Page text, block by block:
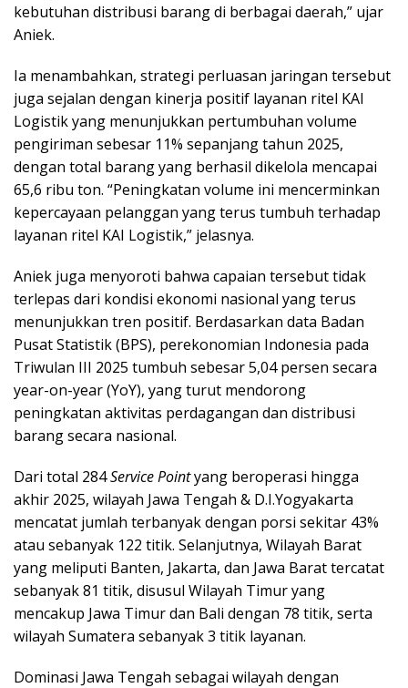
kebutuhan distribusi barang di berbagai daerah,” ujar
Aniek.
Ia menambahkan, strategi perluasan jaringan tersebut
juga sejalan dengan kinerja positif layanan ritel KAI
Logistik yang menunjukkan pertumbuhan volume
pengiriman sebesar 11% sepanjang tahun 2025,
dengan total barang yang berhasil dikelola mencapai
65,6 ribu ton. “Peningkatan volume ini mencerminkan
kepercayaan pelanggan yang terus tumbuh terhadap
layanan ritel KAI Logistik,” jelasnya.
Aniek juga menyoroti bahwa capaian tersebut tidak
terlepas dari kondisi ekonomi nasional yang terus
menunjukkan tren positif. Berdasarkan data Badan
Pusat Statistik (BPS), perekonomian Indonesia pada
Triwulan III 2025 tumbuh sebesar 5,04 persen secara
year-on-year (YoY), yang turut mendorong
peningkatan aktivitas perdagangan dan distribusi
barang secara nasional.
Dari total 284Service Pointyang beroperasi hingga
akhir 2025, wilayah Jawa Tengah & D.I.Yogyakarta
mencatat jumlah terbanyak dengan porsi sekitar 43%
atau sebanyak 122 titik. Selanjutnya, Wilayah Barat
yang meliputi Banten, Jakarta, dan Jawa Barat tercatat
sebanyak 81 titik, disusul Wilayah Timur yang
mencakup Jawa Timur dan Bali dengan 78 titik, serta
wilayah Sumatera sebanyak 3 titik layanan.
Dominasi Jawa Tengah sebagai wilayah dengan